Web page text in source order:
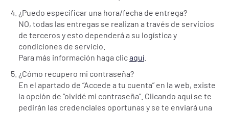
¿Puedo especificar una hora/fecha de entrega?
NO, todas las entregas se realizan a través de servicios
de terceros y esto dependerá a su logística y
condiciones de servicio.
Para más información haga clicaquí.
¿Cómo recupero mi contraseña?
En el apartado de “Accede a tu cuenta” en la web, existe
la opción de “olvidé mi contraseña”. Clicando aquí se te
pedirán las credenciales oportunas y se te enviará una